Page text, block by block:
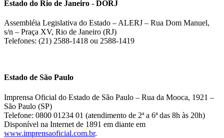
Estado do Rio de Janeiro - DORJ
Assembléia Legislativa do Estado – ALERJ – Rua Dom Manuel,
s/n – Praça XV, Rio de Janeiro (RJ)
Telefones: (21) 2588-1418 ou 2588-1419
Estado de São Paulo
Imprensa Oficial do Estado de São Paulo – Rua da Mooca, 1921 –
São Paulo (SP)
Telefone: 0800 01234 01 (atendimento de 2ª a 6ª das 8h às 20h)
Disponível na Internet de 1891 em diante em
www.imprensaoficial.com.br.